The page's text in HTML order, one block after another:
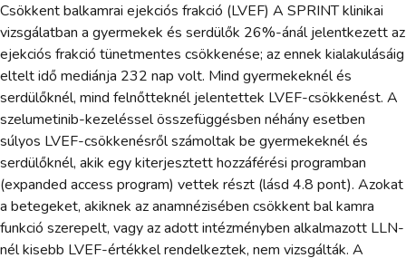
Csökkent balkamrai ejekciós frakció (LVEF) A SPRINT klinikai
vizsgálatban a gyermekek és serdülők 26%-ánál jelentkezett az
ejekciós frakció tünetmentes csökkenése; az ennek kialakulásáig
eltelt idő mediánja 232 nap volt. Mind gyermekeknél és
serdülőknél, mind felnőtteknél jelentettek LVEF-csökkenést. A
szelumetinib-kezeléssel összefüggésben néhány esetben
súlyos LVEF-csökkenésről számoltak be gyermekeknél és
serdülőknél, akik egy kiterjesztett hozzáférési programban
(expanded access program) vettek részt (lásd 4.8 pont). Azokat
a betegeket, akiknek az anamnézisében csökkent bal kamra
funkció szerepelt, vagy az adott intézményben alkalmazott LLN-
nél kisebb LVEF-értékkel rendelkeztek, nem vizsgálták. A